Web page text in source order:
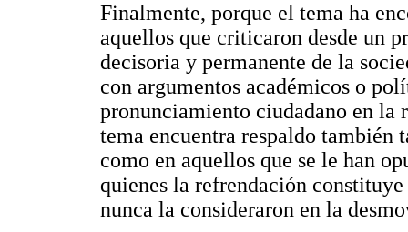
Finalmente, porque el tema ha
aquellos que criticaron desde un
decisoria y permanente de la
con argumentos académicos o
pronunciamiento ciudadano en la
tema encuentra respaldo también
como en aquellos que se le han
quienes la refrendación
nunca la consideraron en la